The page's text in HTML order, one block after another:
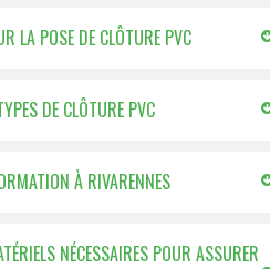
LA POSE DE CLÔTURE PVC
DE CLÔTURE PVC
À RIVARENNES
NÉCESSAIRES POUR ASSURER